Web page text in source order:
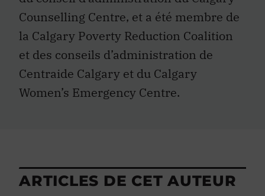
Counselling Centre, et a été membre de
la Calgary Poverty Reduction Coalition
et des conseils d’administration de
Centraide Calgary et du Calgary
Women’s Emergency Centre.
ARTICLES DE CET AUTEUR